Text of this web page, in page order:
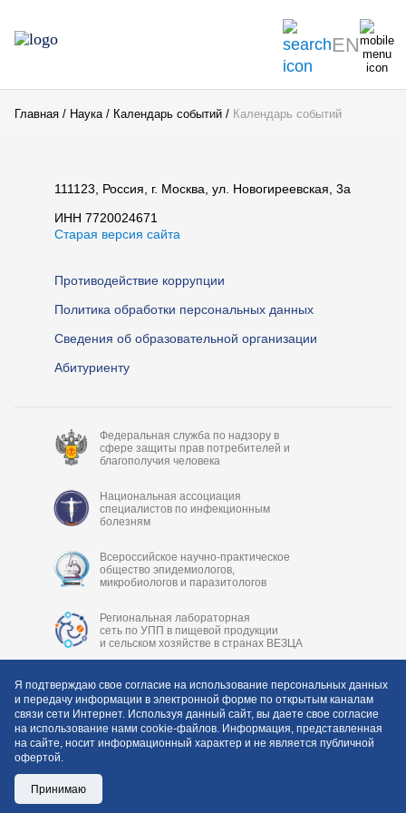
EN
Главная Наука Календарь событий Календарь событий
111123, Россия, г. Москва, ул. Новогиреевская, 3а
ИНН 7720024671
Старая версия сайта
Противодействие коррупции
Политика обработки персональных данных
Сведения об образовательной организации
Абитуриенту
Федеральная служба по надзору в
сфере защиты прав потребителей и
благополучия человека
Национальная ассоциация
специалистов по инфекционным
болезням
Всероссийское научно-практическое
общество эпидемиологов,
микробиологов и паразитологов
Региональная лабораторная
сеть по УПП в пищевой продукции
и сельском хозяйстве в странах ВЕЗЦА
Эпидемиологии» Роспотребнадзора
Я подтверждаю свое согласие на использование персональных данных
и передачу информации в электронной форме по открытым каналам
связи сети Интернет. Используя данный сайт, вы даете свое согласие
на использование нами cookie-файлов. Информация, представленная
на сайте, носит информационный характер и не является публичной
офертой.
Принимаю